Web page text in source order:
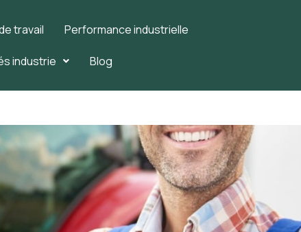
travail Performance industrielle
industrie Blog